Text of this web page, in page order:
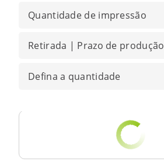
Quantidade de impressão
Retirada | Prazo de produção
Defina a quantidade